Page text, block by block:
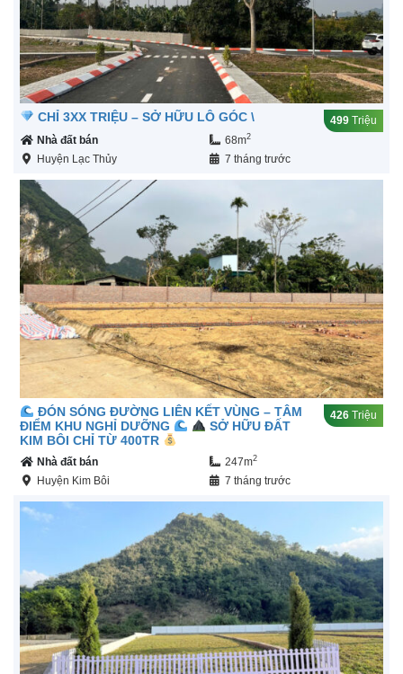
CHỈ 3XX TRIỆU – SỞ HỮU LÔ GÓC \ 499 Triệu
Nhà đất bán
68m2
Huyện Lạc Thủy 7 tháng trước
ĐÓN SÓNG ĐƯỜNG LIÊN KẾT VÙNG – TÂM
ĐIỂM KHU NGHỈ DƯỠNG
SỞ HỮU ĐẤT
KIM BÔI CHỈ TỪ 400TR
426 Triệu
Nhà đất bán 247m2
Huyện Kim Bôi 7 tháng trước